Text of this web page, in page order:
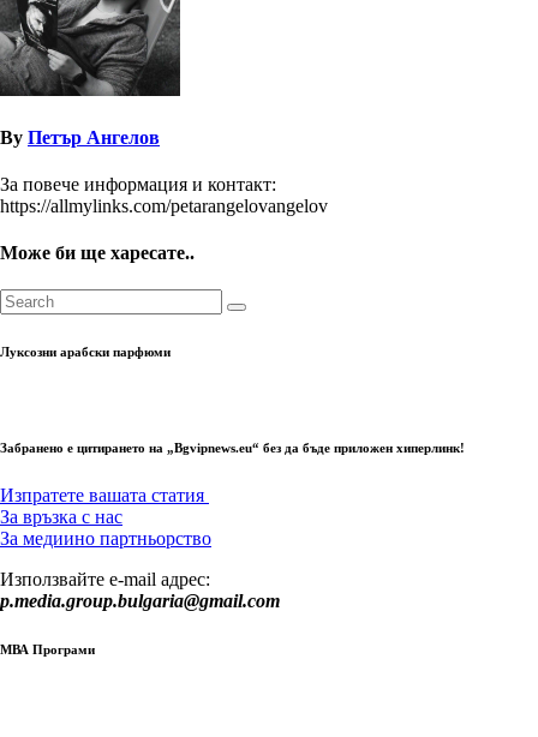
By Петър Ангелов
За повече информация и контакт:
https://allmylinks.com/petarangelovangelov
Може би ще харесате..
Луксозни арабски парфюми
Забранено е цитирането на „Bgvipnews.eu“ без да бъде приложен хиперлинк!
Изпратете вашата статия
За връзка с нас
За медиино партньорство
Използвайте e-mail адрес:
p.media.group.bulgaria@gmail.com
МВА Програми